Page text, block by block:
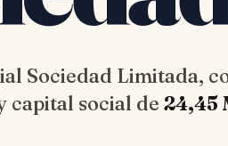
Sociedad Limitada,
capital social de 24,45